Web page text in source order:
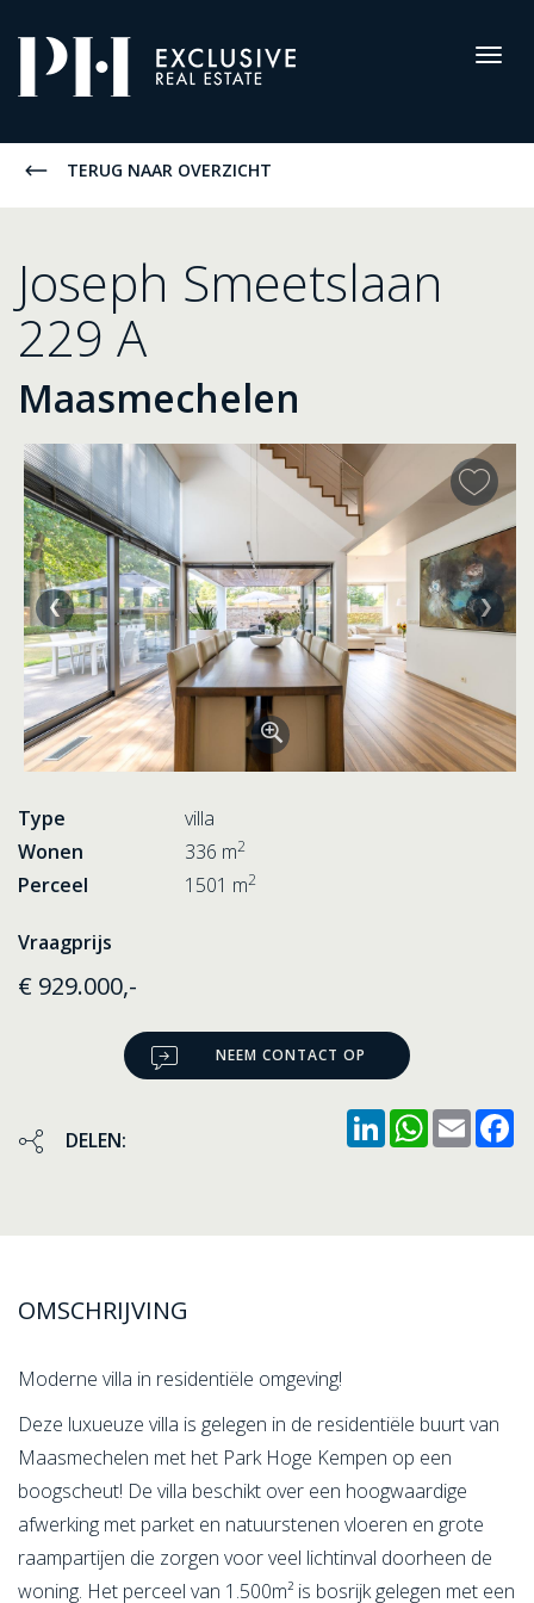
Aanbod
Pro-
Housing
TERUG NAAR OVERZICHT
Joseph Smeetslaan
229 A
Maasmechelen
Type
villa
Wonen
336 m2
Perceel 1501 m2
Vraagprijs
€ 929.000,-
NEEM CONTACT OP
DELEN:
Email
WhatsApp
LinkedIn
OMSCHRIJVING
Moderne villa in residentiële omgeving!
Deze luxueuze villa is gelegen in de residentiële buurt van
Maasmechelen met het Park Hoge Kempen op een
boogscheut! De villa beschikt over een hoogwaardige
afwerking met parket en natuurstenen vloeren en grote
raampartijen die zorgen voor veel lichtinval doorheen de
woning. Het perceel van 1.500m² is bosrijk gelegen met een